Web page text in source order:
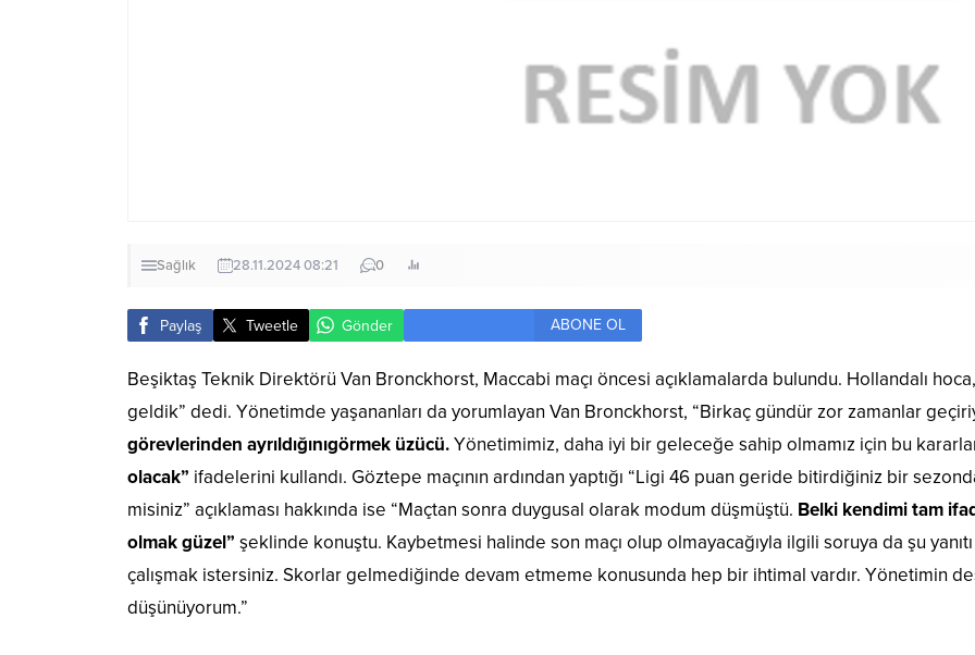
Sağlık 28.11.2024 08:21 0
Paylaş Tweetle Gönder ABONE OL
Beşiktaş Teknik Direktörü Van Bronckhorst, Maccabi maçı öncesi açıklamalarda bulundu. Hollandalı
geldik” dedi. Yönetimde yaşananları da yorumlayan Van Bronckhorst, “Birkaç gündür zor zamanlar
görevlerinden ayrıldığınıgörmek üzücü.Yönetimimiz, daha iyi bir geleceğe sahip olmamız için bu
olacak” ifadelerini kullandı. Göztepe maçının ardından yaptığı “Ligi 46 puan geride bitirdiğiniz bir
misiniz” açıklaması hakkında ise “Maçtan sonra duygusal olarak modum düşmüştü. Belki kendimi tam
olmak güzel” şeklinde konuştu. Kaybetmesi halinde son maçı olup olmayacağıyla ilgili soruya da şu
çalışmak istersiniz. Skorlar gelmediğinde devam etmeme konusunda hep bir ihtimal vardır. Yönetimin
düşünüyorum.”